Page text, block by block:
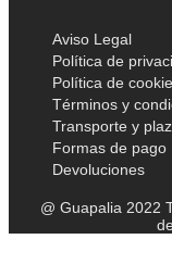
Aviso Legal
Política de
Política de
Términos y
Transporte y
Formas de pago
Devoluciones
@ Guapalia 2022